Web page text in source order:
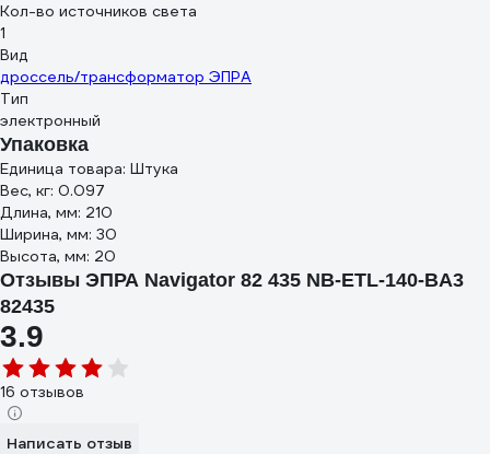
Кол-во источников света
1
Вид
дроссель/трансформатор ЭПРА
Тип
электронный
Упаковка
Единица товара: Штука
Вес, кг: 0.097
Длина, мм: 210
Ширина, мм: 30
Высота, мм: 20
Отзывы ЭПРА Navigator 82 435 NB-ETL-140-BA3
82435
3.9
16 отзывов
Написать отзыв